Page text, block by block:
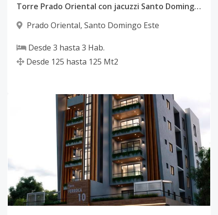
Torre Prado Oriental con jacuzzi Santo Domingo Este con ancestor
Prado Oriental, Santo Domingo Este
Desde 3 hasta 3 Hab.
Desde 125 hasta 125 Mt2